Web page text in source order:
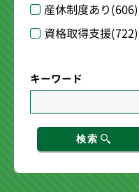
産休制度あり(606)
資格取得支援(722)
キーワード
検索